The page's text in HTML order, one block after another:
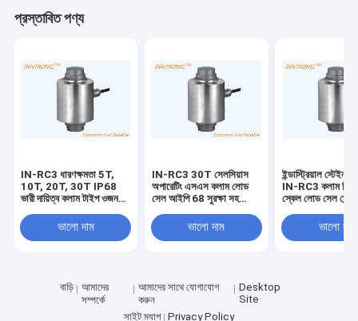
প্রস্তাবিত পণ্য
IN-RC3 ধারণক্ষমতা 5T,
10T, 20T, 30T IP68
ভারী দায়িত্ব কলাম টাইপ ওজন
150% / 250% Emax
নিরাপদ ওভারলোড
ভালো দাম
IN-RC3 30T সেলসিয়াস
অপারেটিং এসএস কলাম লোড
সেল আইপি 68 সুরক্ষা সহ
ভালো দাম
ইন্ডাস্ট্রিয়াল
IN-RC3 কলাম
স্কেল লোড সেল
জন্য সুরক্ষাভালো দাম
বাড়ি
আমাদের
সম্পর্কে
আমাদের সাথে যোগাযোগ
করুন
Desktop
Site
সাইট ম্যাপ
Privacy Policy